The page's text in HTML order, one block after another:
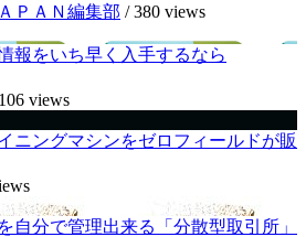
ＰＡＮ編集部 /380 views
報をいち早く入手するなら
106 views
ニングマシンをゼロフィールドが販
自分で管理出来る「分散型取引所」